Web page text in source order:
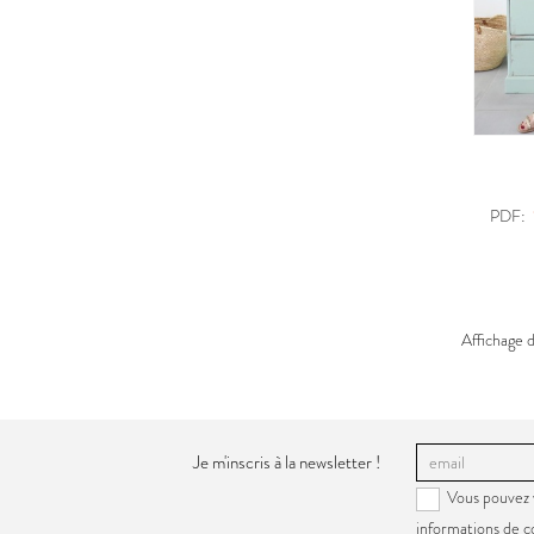
PDF:
Affichage
Je m'inscris à la newsletter !
Vous
informations de